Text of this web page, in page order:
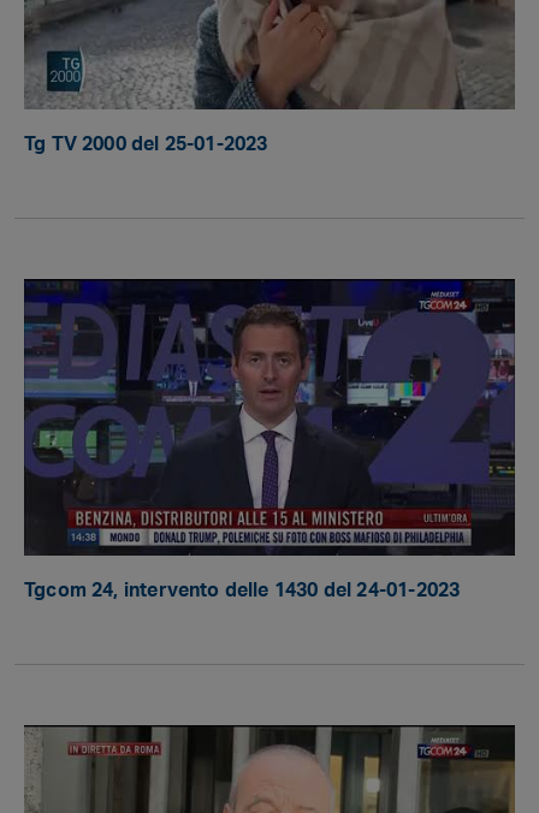
Tg TV 2000 del 25-01-2023
Tgcom 24, intervento delle 1430 del 24-01-2023